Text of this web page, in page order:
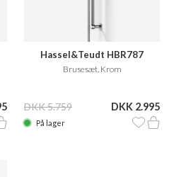
Hassel&Teudt HBR787
Brusesæt, Krom
DKK 5.759 DKK 2.995
På lager